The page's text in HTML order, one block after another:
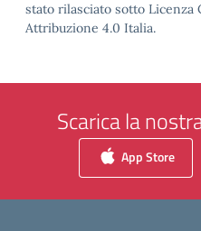
stato rilasciato sotto Licenza
Attribuzione 4.0 Italia.
Scarica la
App Store